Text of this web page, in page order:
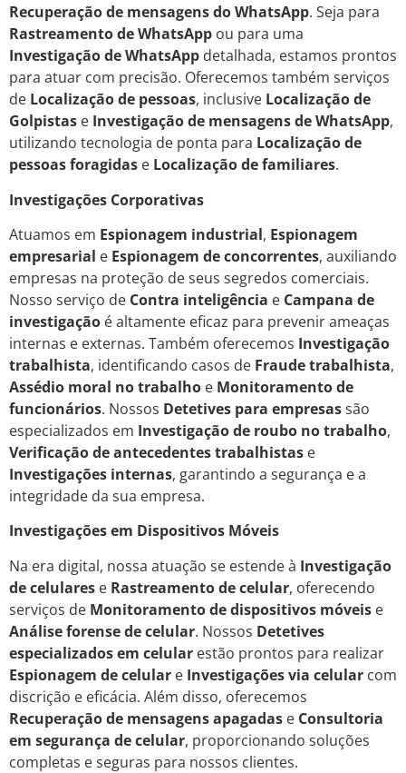
Recuperação de mensagens do WhatsApp. Seja para
Rastreamento de WhatsApp ou para uma
Investigação de WhatsApp detalhada, estamos prontos
para atuar com precisão. Oferecemos também serviços
de Localização de pessoas, inclusive Localização de
Golpistas e Investigação de mensagens de WhatsApp,
utilizando tecnologia de ponta para Localização de
pessoas foragidas e Localização de familiares.
Investigações Corporativas
Atuamos em Espionagem industrial, Espionagem
empresarial e Espionagem de concorrentes, auxiliando
empresas na proteção de seus segredos comerciais.
Nosso serviço de Contra inteligência e Campana de
investigação é altamente eficaz para prevenir ameaças
internas e externas. Também oferecemos Investigação
trabalhista, identificando casos de Fraude trabalhista,
Assédio moral no trabalho e Monitoramento de
funcionários. Nossos Detetives para empresassão
especializados em Investigação de roubo no trabalho,
Verificação de antecedentes trabalhistas e
Investigações internas, garantindo a segurança e a
integridade da sua empresa.
Investigações em Dispositivos Móveis
Na era digital, nossa atuação se estende à Investigação
de celulares e Rastreamento de celular, oferecendo
serviços de Monitoramento de dispositivos móveis e
Análise forense de celular. Nossos Detetives
especializados em celular estão prontos para realizar
Espionagem de celular e Investigações via celular com
discrição e eficácia. Além disso, oferecemos
Recuperação de mensagens apagadas e Consultoria
em segurança de celular, proporcionando soluções
completas e seguras para nossos clientes.